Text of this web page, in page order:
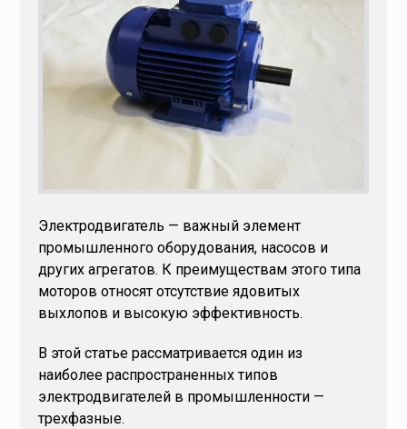
Электродвигатель — важный элемент
промышленного оборудования, насосов и
других агрегатов. К преимуществам этого типа
моторов относят отсутствие ядовитых
выхлопов и высокую эффективность.
В этой статье рассматривается один из
наиболее распространенных типов
электродвигателей в промышленности —
трехфазные.